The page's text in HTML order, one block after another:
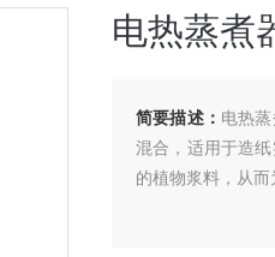
电热蒸煮
简要描述： 电热
混合，适用于造
的植物浆料，从而